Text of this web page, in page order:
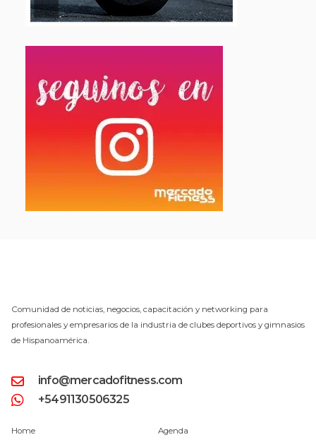
Comunidad de noticias, negocios, capacitación y networking para
profesionales y empresarios de la industria de clubes deportivos y gimnasios
de Hispanoamérica.
info@mercadofitness.com
+5491130506325
Home Agenda